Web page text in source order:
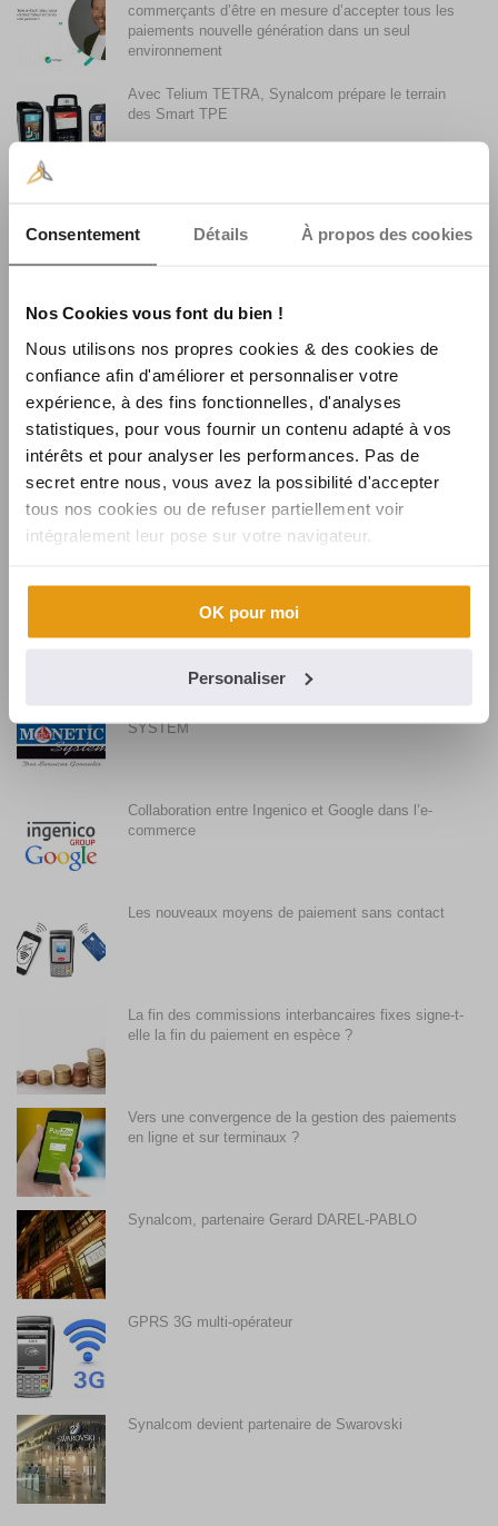
Consentement Détails À propos des cookies
Nos Cookies vous font du bien !
Nous utilisons nos propres cookies & des cookies de
confiance afin d'améliorer et personnaliser votre
expérience, à des fins fonctionnelles, d'analyses
statistiques, pour vous fournir un contenu adapté à vos
intérêts et pour analyser les performances. Pas de
secret entre nous, vous avez la possibilité d'accepter
tous nos cookies ou de refuser partiellement voir
intégralement leur pose sur votre navigateur.
OK pour moi
Personaliser
commerçants d’être en mesure d’accepter tous les
paiements nouvelle génération dans un seul
environnement
Avec Telium TETRA, Synalcom prépare le terrain
des Smart TPE
La Centrale Consulting
La faible utilisation du sans contact en France et son
Synalcom souhaite la bienvenue à Karine
Synalcom, fournisseur de solutions et services
monétiques pour BURGER KING
SYSTEM
Collaboration entre Ingenico et Google dans l’e-
commerce
Les nouveaux moyens de paiement sans contact
La fin des commissions interbancaires fixes signe-t-
elle la fin du paiement en espèce ?
Vers une convergence de la gestion des paiements
en ligne et sur terminaux ?
Synalcom, partenaire Gerard DAREL-PABLO
GPRS 3G multi-opérateur
Synalcom devient partenaire de Swarovski